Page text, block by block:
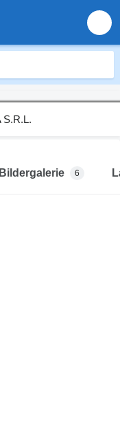
Bildergalerie 6